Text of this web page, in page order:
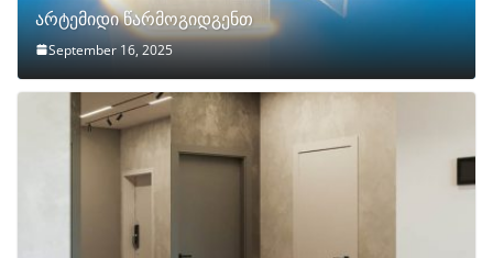
არტემიდი წარმოგიდგენთ
September 16, 2025